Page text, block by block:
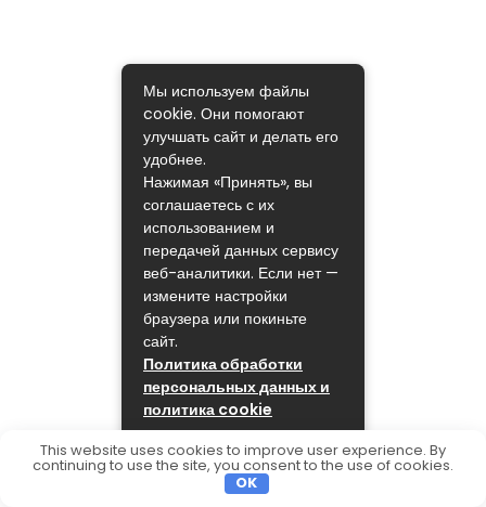
Мы используем файлы
cookie. Они помогают
улучшать сайт и делать его
удобнее.
Нажимая «Принять», вы
соглашаетесь с их
использованием и
передачей данных сервису
веб-аналитики. Если нет —
измените настройки
браузера или покиньте
сайт.
Политика обработки
персональных данных и
политика cookie
ПРИНЯТЬ
This website uses cookies to improve user experience. By
continuing to use the site, you consent to the use of cookies.
OK